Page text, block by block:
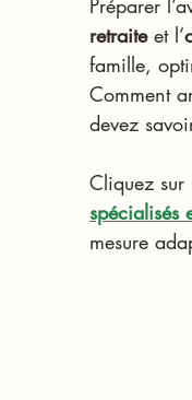
Préparer
retraite et l’
famille,
Comment
devez
Cliquez sur
spécialisés
mesure